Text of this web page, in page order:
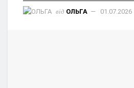
від ОЛЬГА 01.07.2026